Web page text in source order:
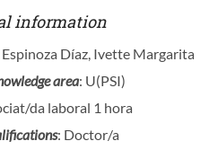
information
Espinoza Díaz, Ivette Margarita
area: U(PSI)
da laboral 1 hora
: Doctor/a